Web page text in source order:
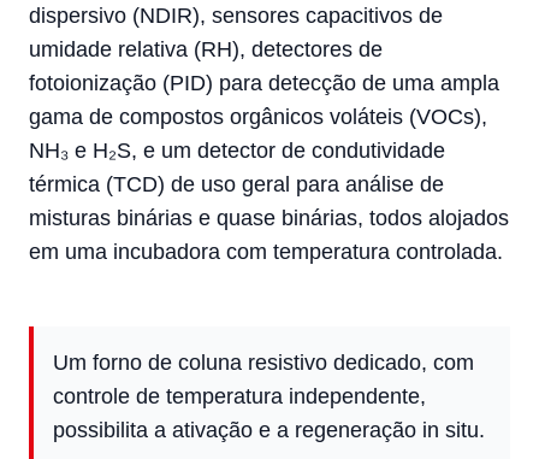
dispersivo (NDIR), sensores capacitivos de
umidade relativa (RH), detectores de
fotoionização (PID) para detecção de uma ampla
gama de compostos orgânicos voláteis (VOCs),
NH₃ e H₂S, e um detector de condutividade
térmica (TCD) de uso geral para análise de
misturas binárias e quase binárias, todos alojados
em uma incubadora com temperatura controlada.
Um forno de coluna resistivo dedicado, com
controle de temperatura independente,
possibilita a ativação e a regeneração in situ.